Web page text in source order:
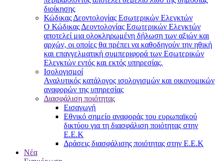
διοίκησης
Κώδικας Δεοντολογίας Εσωτερικών Ελεγκτών
Ο Κώδικας Δεοντολογίας Εσωτερικών Ελεγκτών
αποτελεί μια ολοκληρωμένη δήλωση των αξιών και
αρχών, οι οποίες θα πρέπει να καθοδηγούν την ηθική
και επαγγελματική συμπεριφορά των Εσωτερικών
Ελεγκτών εντός και εκτός υπηρεσίας.
Ισολογισμοί
Αναλυτικός κατάλογος ισολογισμών και οικονομικών
αναφορών της υπηρεσίας
Διασφάλιση ποιότητας
Εισαγωγή
Εθνικό σημείο αναφοράς του ευρωπαϊκού
δικτύου για τη διασφάλιση ποιότητας στην
Ε.Ε.Κ
Δράσεις διασφάλισης ποιότητας στην Ε.Ε.Κ
Νέα